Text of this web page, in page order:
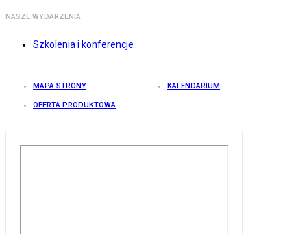
NASZE WYDARZENIA
Szkolenia i konferencje
MAPA STRONY KALENDARIUM
OFERTA PRODUKTOWA